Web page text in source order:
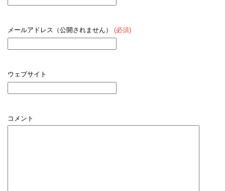
メールアドレス（公開されません） (必須)
ウェブサイト
コメント